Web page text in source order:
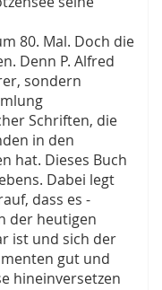
80. Mal. Doch die
Denn P. Alfred
sondern
Schriften, die
in den
hat. Dieses Buch
Dabei legt
dass es -
der heutigen
ist und sich der
gut und
hineinversetzen